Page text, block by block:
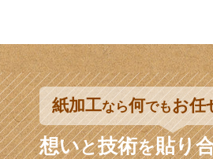
紙加工なら何でもお任
想いと技術を貼り